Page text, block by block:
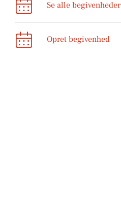
Se alle begivenheder
Opret begivenhed